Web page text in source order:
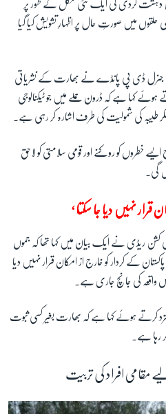
دہشت گردی کی ایک نئی شکل کے طور پر
حلقوں میں صورتِ حال پر اظہارِ تشویش کیا گیا
جنرل ڈی پی پانڈے نے بھارت کے نشریاتی
کہا ہے کہ ڈرون حملے میں جو ٹیکنالوجی
طیبہ کی شمولیت کی طرف اشارہ کر رہی ہے۔
خطروں کو روکنے اور قومی سلامتی کو لاحق
گی۔
قرار نہیں دیا جا سکتا‘
ریڈی نے ایک بیان میں کہا تھا کہ جموں
کے کردار کو خارج از امکان قرار نہیں دیا
واقعہ کی جانچ جاری ہے۔
کرتے ہوئے کہا ہے کہ بھارت بغیر کسی ثبوت
رہا ہے۔
مقامی افراد کی تربیت